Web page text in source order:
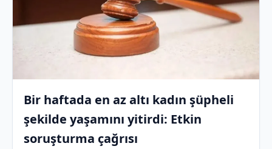
Bir haftada en az altı kadın şüpheli
şekilde yaşamını yitirdi: Etkin
soruşturma çağrısı